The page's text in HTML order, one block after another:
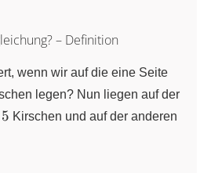
– Definition
wenn wir auf die eine Seite
legen? Nun liegen auf der
5 Kirschen und auf der anderen